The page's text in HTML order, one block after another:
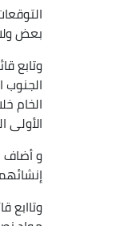
بعض
و أضاف
وتاابع